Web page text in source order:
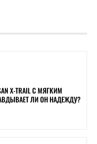
X-TRAIL С МЯГКИМ
ЛИ ОН НАДЕЖДУ?